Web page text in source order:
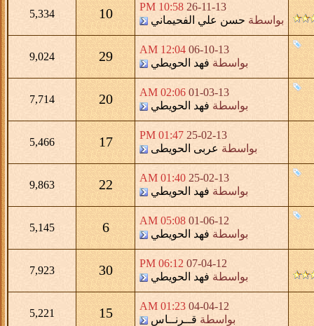
26-11-13
10:58 PM
بواسطة حسن علي الفحيماني 10
5,334
06-10-13
12:04 AM
بواسطة فهد الحويطي 29
9,024
01-03-13
02:06 AM
بواسطة فهد الحويطي 20
7,714
25-02-13
01:47 PM
بواسطة عربى الحويطى 17
5,466
25-02-13
01:40 AM
بواسطة فهد الحويطي 22
9,863
01-06-12
05:08 AM
بواسطة فهد الحويطي 6
5,145
07-04-12
06:12 PM
بواسطة فهد الحويطي 30
7,923
04-04-12
01:23 AM
بواسطة قــرنــاس 15
5,221